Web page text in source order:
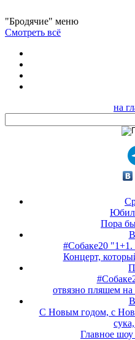
"Бродячие" меню
Смотреть всё
на
Пора бы
#Собаке20
Концерт,
отвязно пляшем на
С Новым годом, с
Главное